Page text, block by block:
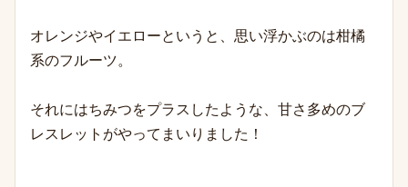
オレンジやイエローというと、思い浮かぶのは柑橘
系のフルーツ。
それにはちみつをプラスしたような、甘さ多めのブ
レスレットがやってまいりました！